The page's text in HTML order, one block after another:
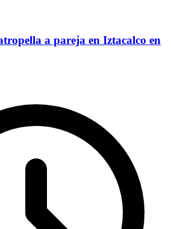
a pareja en Iztacalco en